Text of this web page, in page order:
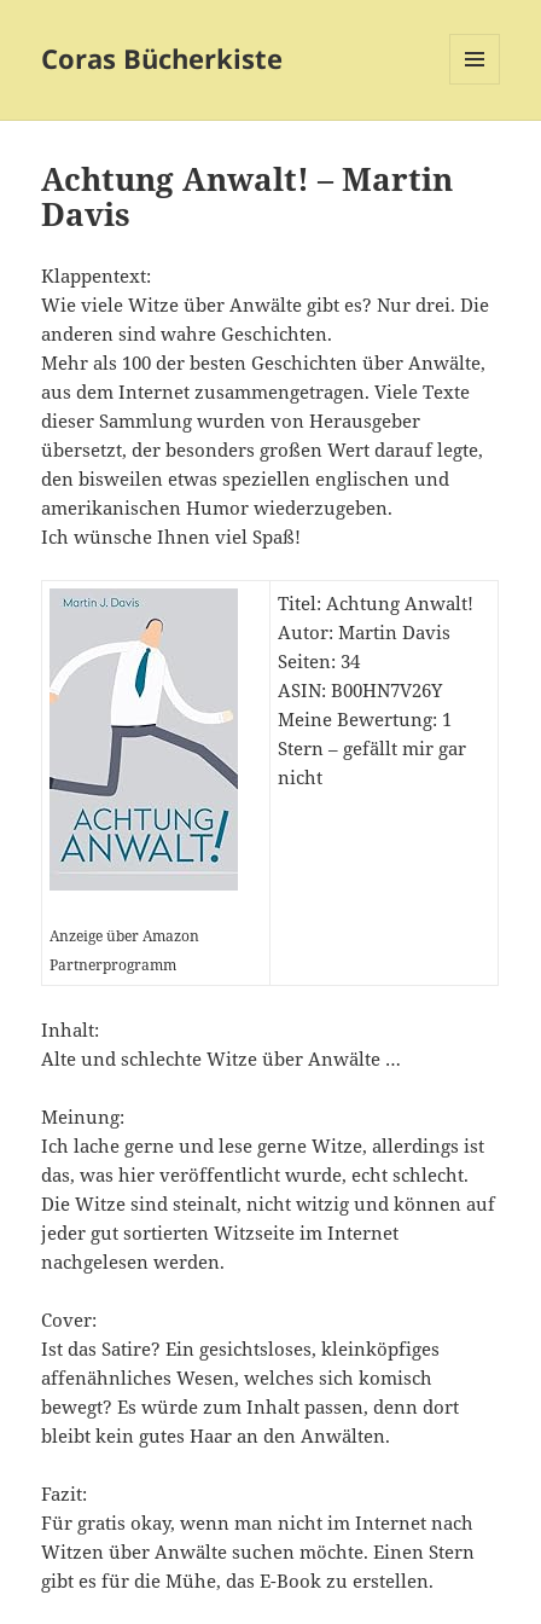
Coras Bücherkiste
Achtung Anwalt! – Martin
Davis
Klappentext:
Wie viele Witze über Anwälte gibt es? Nur drei. Die
anderen sind wahre Geschichten.
Mehr als 100 der besten Geschichten über Anwälte,
aus dem Internet zusammengetragen. Viele Texte
dieser Sammlung wurden von Herausgeber
übersetzt, der besonders großen Wert darauf legte,
den bisweilen etwas speziellen englischen und
amerikanischen Humor wiederzugeben.
Ich wünsche Ihnen viel Spaß!
Anzeige über Amazon
Partnerprogramm
Titel: Achtung Anwalt!
Autor: Martin Davis
Seiten: 34
ASIN: B00HN7V26Y
Meine Bewertung: 1
Stern – gefällt mir gar
nicht
Inhalt:
Alte und schlechte Witze über Anwälte …
Meinung:
Ich lache gerne und lese gerne Witze, allerdings ist
das, was hier veröffentlicht wurde, echt schlecht.
Die Witze sind steinalt, nicht witzig und können auf
jeder gut sortierten Witzseite im Internet
nachgelesen werden.
Cover:
Ist das Satire? Ein gesichtsloses, kleinköpfiges
affenähnliches Wesen, welches sich komisch
bewegt? Es würde zum Inhalt passen, denn dort
bleibt kein gutes Haar an den Anwälten.
Fazit:
Für gratis okay, wenn man nicht im Internet nach
Witzen über Anwälte suchen möchte. Einen Stern
gibt es für die Mühe, das E-Book zu erstellen.